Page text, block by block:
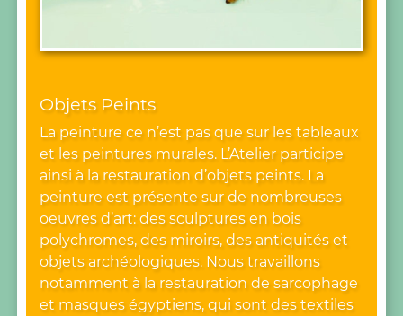
Objets Peints
La peinture ce n’est pas que sur les tableaux
et les peintures murales. L’Atelier participe
ainsi à la restauration d’objets peints. La
peinture est présente sur de nombreuses
oeuvres d’art: des sculptures en bois
polychromes, des miroirs, des antiquités et
objets archéologiques. Nous travaillons
notamment à la restauration de sarcophage
et masques égyptiens, qui sont des textiles